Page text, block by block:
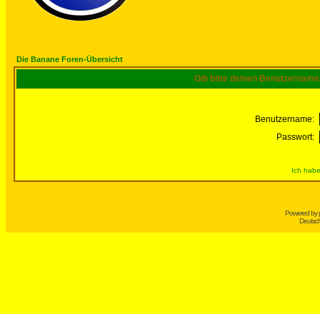
Die Banane Foren-Übersicht
Gib bitte deinen
Benutzername:
Passwort:
Ich
Powered by